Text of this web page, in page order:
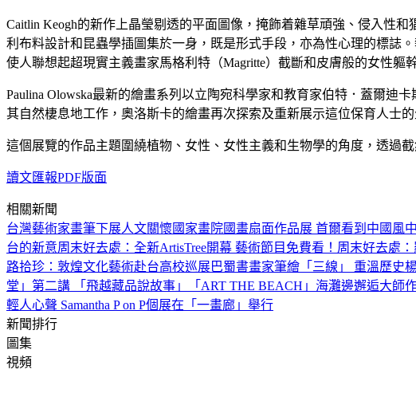
Caitlin Keogh的新作上晶瑩剔透的平面圖像，掩飾着雜草頑強、侵入性
利布料設計和昆蟲學插圖集於一身，既是形式手段，亦為性心理的標誌
使人聯想起超現實主義畫家馬格利特（Magritte）截斷和皮膚般的女性軀
Paulina Olowska最新的繪畫系列以立陶宛科學家和教育家伯特．蓋爾迪
其自然棲息地工作，奧洛斯卡的繪畫再次探索及重新展示這位保育人士
這個展覽的作品主題圍繞植物、女性、女性主義和生物學的角度，透過
讀文匯報PDF版面
相關新聞
台灣藝術家畫筆下展人文關懷國家畫院國畫扇面作品展 首爾看到中國風
台的新意周末好去處：全新ArtisTree開幕 藝術節目免費看！ 周末好去處
路拾珍：敦煌文化藝術赴台高校巡展巴蜀書畫家筆繪「三線」 重溫歷史
堂」第二講 「飛越藏品說故事」
「ART THE BEACH」海灘邊邂逅大師
輕人心聲 Samantha P on P個展在「一畫廊」舉行
新聞排行
圖集
視頻